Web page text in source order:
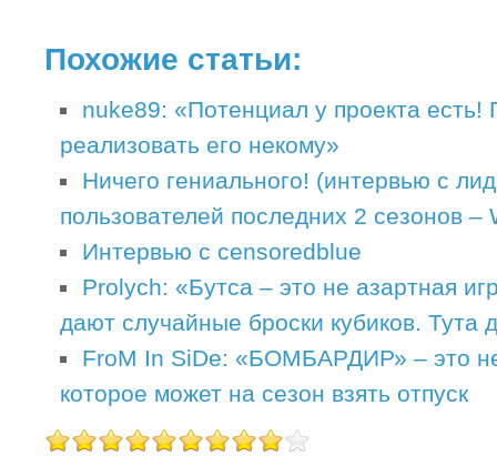
Похожие статьи:
nuke89: «Потенциал у проекта есть!
реализовать его некому»
Ничего гениального! (интервью с
пользователей последних 2 сезонов –
Интервью с censoredblue
Prolych: «Бутса – это не азартная
дают случайные броски кубиков. Тута
FroM In SiDe: «БОМБАРДИР» – это
которое может на сезон взять отпуск